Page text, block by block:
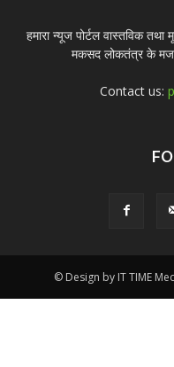
हमारा न्यूज पोर्टल वास्तविक
मकसद लोकतंत्र के
Contact us:
© Design by IT TIME